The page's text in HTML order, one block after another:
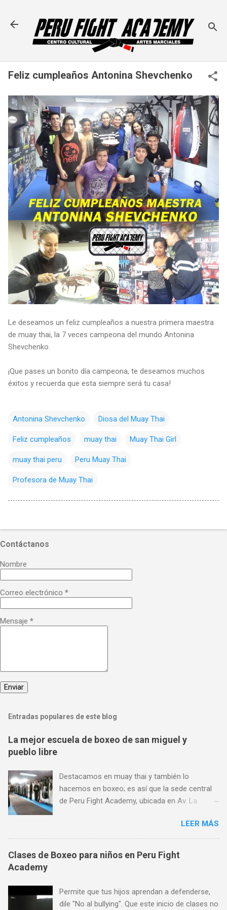
Feliz cumpleaños Antonina Shevchenko
Le deseamos un feliz cumpleaños a nuestra primera maestra
de muay thai, la 7 veces campeona del mundo Antonina
Shevchenko.
¡Que pases un bonito día campeona, te deseamos muchos
éxitos y recuerda que esta siempre será tu casa!
Antonina Shevchenko Diosa del Muay Thai
Feliz cumpleaños muay thai Muay Thai Girl
muay thai peru Peru Muay Thai
Profesora de Muay Thai
Contáctanos
Nombre
Correo electrónico *
Mensaje *
Entradas populares de este blog
La mejor escuela de boxeo de san miguel y
pueblo libre
Destacamos en muay thai y también lo
hacemos en boxeo; es así que la sede central
de Peru Fight Academy, ubicada en Av. La
lugar para aprender boxeo de San Miguel,
Pueblo Libre y Jesús María; y todo ello gracias
a su preferencia. Encuéntranos en Av. La
Marina 1368 (a pocas cuadras de Plaza San
a Viernes de 7 am a 11 pm, Sábados de 9 am a
LEER MÁS
Clases de Boxeo para niños en Peru Fight
Academy
Permite que tus hijos aprendan a defenderse,
dile "No al bullying". Que este inicio de clases no